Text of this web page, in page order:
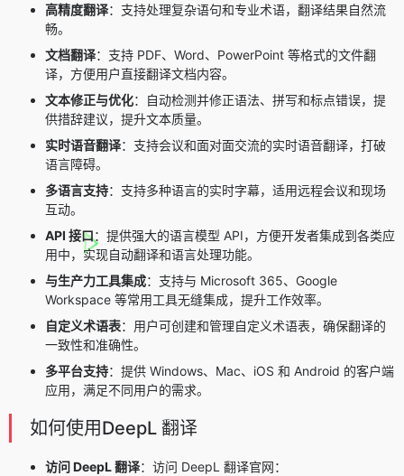
高精度翻译：支持处理复杂语句和专业术语，翻译结果自然流
畅。
文档翻译：支持 PDF、Word、PowerPoint 等格式的文件翻
译，方便用户直接翻译文档内容。
文本修正与优化：自动检测并修正语法、拼写和标点错误，提
供措辞建议，提升文本质量。
实时语音翻译：支持会议和面对面交流的实时语音翻译，打破
语言障碍。
多语言支持：支持多种语言的实时字幕，适用远程会议和现场
互动。
API 接口：提供强大的语言模型 API，方便开发者集成到各类应
用中，实现自动翻译和语言处理功能。
与生产力工具集成：支持与 Microsoft 365、Google
Workspace 等常用工具无缝集成，提升工作效率。
自定义术语表：用户可创建和管理自定义术语表，确保翻译的
一致性和准确性。
多平台支持：提供 Windows、Mac、iOS 和 Android 的客户端
应用，满足不同用户的需求。
如何使用DeepL 翻译
访问 DeepL 翻译：访问 DeepL 翻译官网：